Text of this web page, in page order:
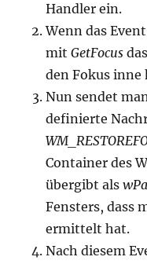
Handler ein.
Wenn das
mitGetFocus
den Fokus inne
Nun sendet
definierte
Container des
übergibt als
Fensters, dass
ermittelt hat.
Nach diesem